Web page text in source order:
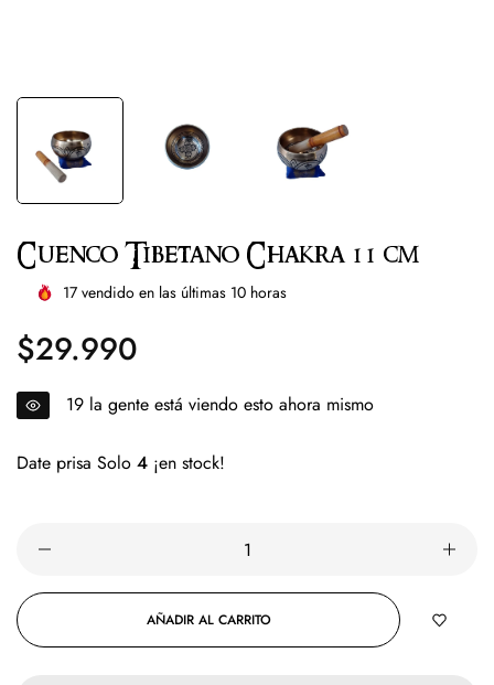
Cuenco Tibetano Chakra 11 cm
17 vendido en las últimas 10 horas
Precio
regular
$29.990
10 la gente está viendo esto ahora mismo
Date prisa Solo 4 ¡en stock!
AÑADIR AL CARRITO